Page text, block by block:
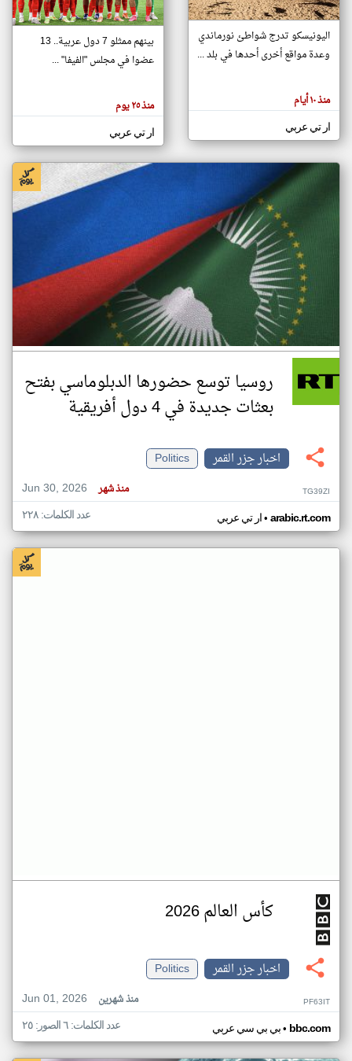
تغيير الدولة
اخبار جزر القمر على مدار الساعة
أهم اخبار جزر القمر العاجلة والمباشرة
هنا عن
وجهة
كاتبيها.
اليونيسكو تدرج شواطئ نورماندي
وعدة مواقع أخرى أحدها في بلد ...
منذ ١٠ أيام
ار تي عربي
بينهم ممثلو 7 دول عربية.. 13
عضوا في مجلس "الفيفا" ...
منذ ٢٥ يوم
ار تي عربي
روسيا توسع حضورها الدبلوماسي بفتح
بعثات جديدة في 4 دول أفريقية
اخبار جزر القمر
Politics
Jun 30, 2026
منذ شهر TG39ZI
ار تي عربي• arabic.rt.com عدد الكلمات: ٢٢٨
كأس العالم 2026
اخبار جزر القمر
Politics
Jun 01, 2026
منذ شهرين PF63IT
بي بي سي عربي• bbc.com عدد الكلمات: ٦ الصور: ٢٥
klyoum.com